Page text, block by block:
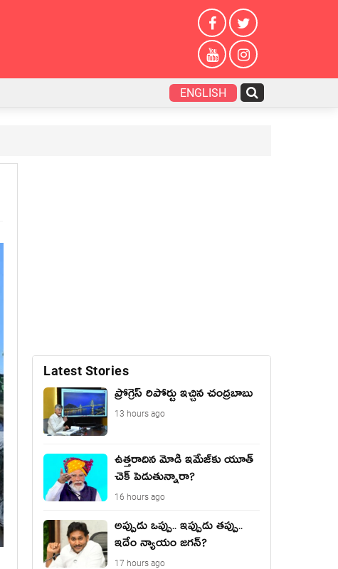
ENGLISH
Latest Stories
ప్రోగ్రెస్ రిపోర్టు ఇచ్చిన చంద్ర‌బాబు
13 hours ago
ఉత్త‌రాదిన మోడీ ఇమేజ్‌కు యూత్
చెక్ పెడుతున్నారా?
16 hours ago
అప్పుడు ఒప్పు.. ఇప్పుడు తప్పు..
ఇదేం న్యాయం జగన్?
17 hours ago